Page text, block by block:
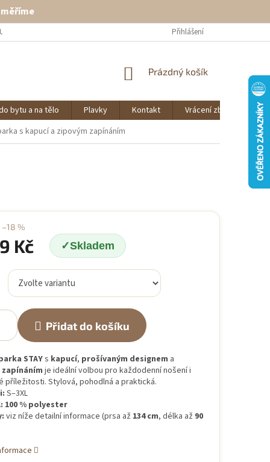
Přihlášení
NÁKUPNÍ
Prázdný košík
bytu a na tělo Plavky Kontakt Vrácení zboží
O
s kapucí a zipovým zapínáním
–18 %
Kč Skladem
Přidat do košíku
STAYs kapucí, prošívaným designem a
je ideální volbou pro každodenní nošení i
příležitosti. Stylová, pohodlná a praktická.
S–3XL
100 % polyester
viz níže detailní informace (prsa až 134 cm, délka až 90